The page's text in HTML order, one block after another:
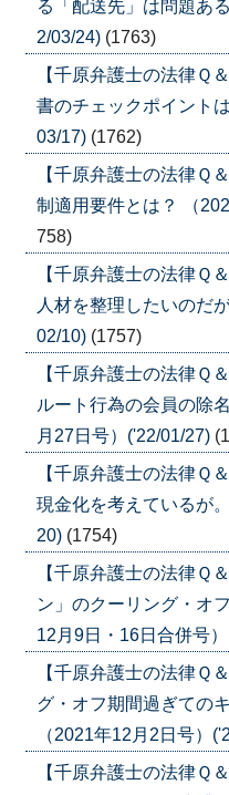
る「配送先」は問題あ
2/03/24) (1763)
【千原弁護士の法律
書のチェックポイント
03/17) (1762)
【千原弁護士の法律
制適用要件とは？ （
758)
【千原弁護士の法律
人材を整理したいのだ
02/10) (1757)
【千原弁護士の法律
ルート行為の会員の除
月27日号）('22/01/27)
【千原弁護士の法律
現金化を考えているが
20) (1754)
【千原弁護士の法律
ン」のクーリング・オ
12月9日・16日合併号
【千原弁護士の法律
グ・オフ期間過ぎての
（2021年12月2日号）
【千原弁護士の法律